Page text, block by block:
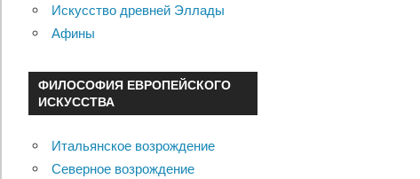
Искусство древней Эллады
Афины
ФИЛОСОФИЯ ЕВРОПЕЙСКОГО
ИСКУССТВА
Итальянское возрождение
Северное возрождение